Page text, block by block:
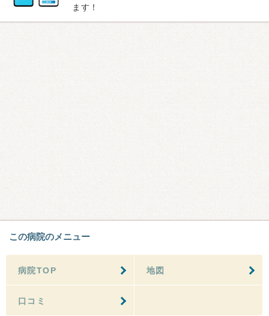
ます！
この病院のメニュー
病院TOP 地図
口コミ